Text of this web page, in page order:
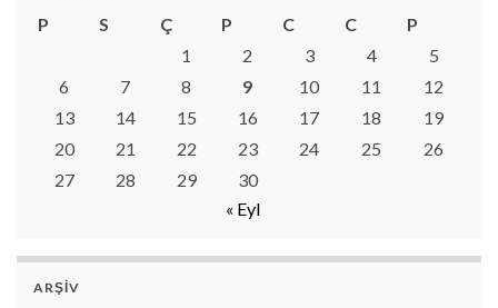
P
S Ç P C C
P
1
2 3 4
5
6
7 8 9 10 11
12
13
14 15 16 17 18
19
20
21 22 23 24 25
26
27
28 29
30
« Eyl
ARŞIV